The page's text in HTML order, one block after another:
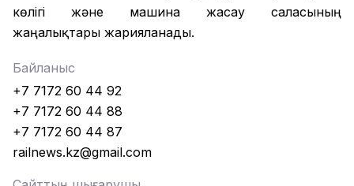
көлігі және машина жасау саласының
жаңалықтары жарияланады.
Байланыс
+7 7172 60 44 92
+7 7172 60 44 88
+7 7172 60 44 87
railnews.kz@gmail.com